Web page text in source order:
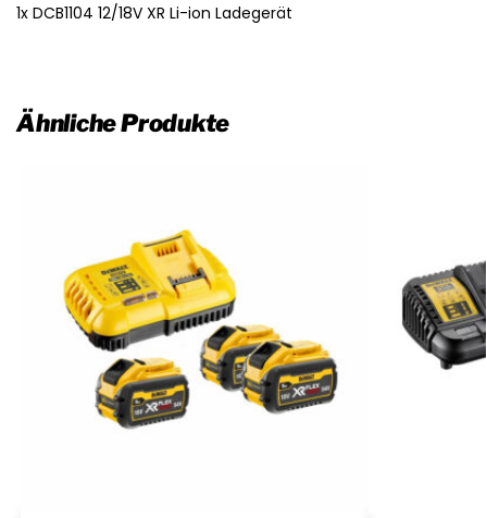
1x DCB1104 12/18V XR Li-ion Ladegerät
Ähnliche Produkte